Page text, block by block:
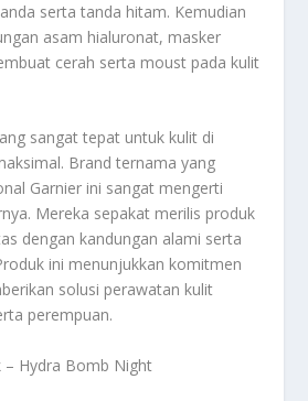
serta tanda hitam. Kemudian
asam hialuronat, masker
cerah serta moust pada kulit
sangat tepat untuk kulit di
Brand ternama yang
Garnier ini sangat mengerti
Mereka sepakat merilis produk
dengan kandungan alami serta
ini menunjukkan komitmen
solusi perawatan kulit
perempuan.
– Hydra Bomb Night